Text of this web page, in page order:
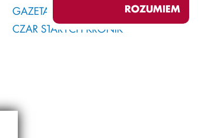
ROZUMIEM
2012/2013 2011/2012
GAZETA Z ROGAMI
CZAR STARYCH KRONIK